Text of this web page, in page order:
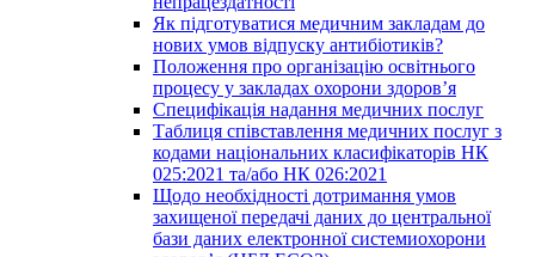
Як підготуватися медичним закладам до
нових умов відпуску антибіотиків?
Положення про організацію освітнього
процесу у закладах охорони здоров’я
Специфікація надання медичних послуг
Таблиця співставлення медичних послуг з
кодами національних класифікаторів НК
025:2021 та/або НК 026:2021
Щодо необхідності дотримання умов
захищеної передачі даних до центральної
бази даних електронної системиохорони